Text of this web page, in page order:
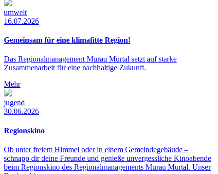
umwelt
16.07.2026
Gemeinsam für eine klimafitte Region!
Das Regionalmanagement Murau Murtal setzt auf starke
Zusammenarbeit für eine nachhaltige Zukunft.
Mehr
jugend
30.06.2026
Regionskino
Ob unter freiem Himmel oder in einem Gemeindegebäude –
schnapp dir deine Freunde und genieße unvergessliche Kinoabende
beim Regionskino des Regionalmanagements Murau Murtal. Unser